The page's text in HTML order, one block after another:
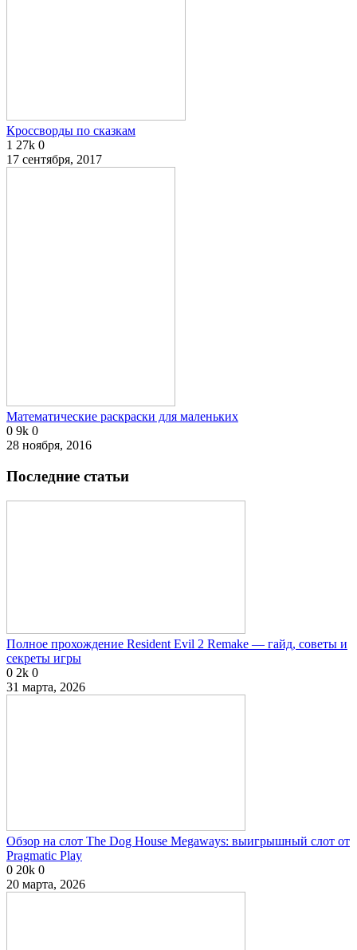
Кроссворды по сказкам
1 27k 0
17 сентября, 2017
Математические раскраски для маленьких
0 9k 0
28 ноября, 2016
Последние статьи
Полное прохождение Resident Evil 2 Remake — гайд, советы и
секреты игры
0 2k 0
31 марта, 2026
Обзор на слот The Dog House Megaways: выигрышный слот от
Pragmatic Play
0 20k 0
20 марта, 2026